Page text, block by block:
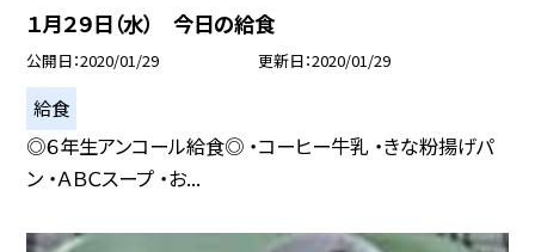
１月２９日（水） 今日の給食
公開日 2020/01/29 更新日 2020/01/29
給食
◎６年生アンコール給食◎ ・コーヒー牛乳 ・きな粉揚げパ
ン ・ＡＢＣスープ ・お...